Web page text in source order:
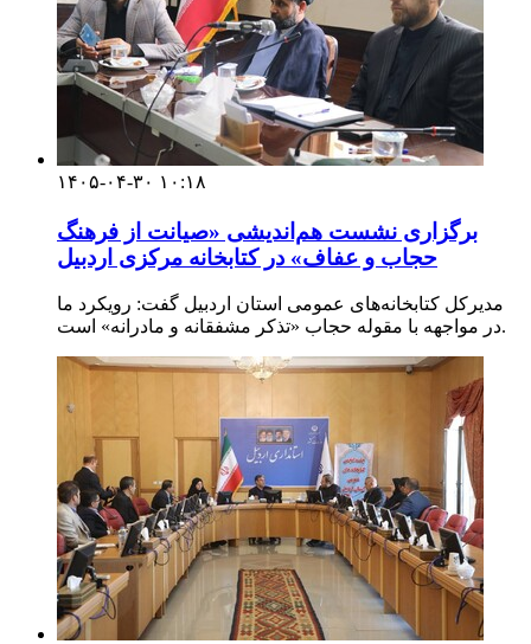
۱۴۰۵-۰۴-۳۰ ۱۰:۱۸
برگزاری نشست هم‌اندیشی «صیانت از فرهنگ
حجاب و عفاف» در کتابخانه مرکزی اردبیل
مدیرکل کتابخانه‌های عمومی استان اردبیل گفت: رویکرد ما
در مواجهه با مقوله حجاب «تذکر مشفقانه و مادرانه» است.